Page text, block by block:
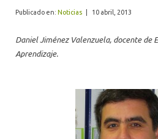
Publicado en: Noticias 10 abril, 2013
Daniel Jiménez Valenzuela, docente de
Aprendizaje.